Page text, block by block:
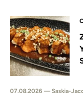
07.08.2026 — Saskia-